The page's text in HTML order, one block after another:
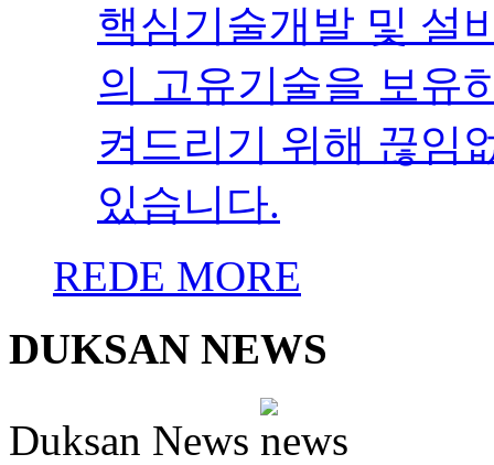
핵심기술개발 및 설
의 고유기술을 보유
켜드리기 위해 끊임
있습니다.
REDE MORE
DUKSAN NEWS
Duksan News